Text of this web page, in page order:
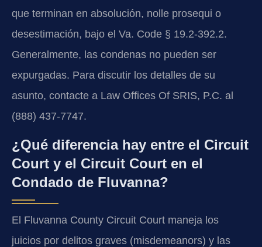
que terminan en absolución, nolle prosequi o
desestimación, bajo el Va. Code § 19.2-392.2.
Generalmente, las condenas no pueden ser
expurgadas. Para discutir los detalles de su
asunto, contacte a Law Offices Of SRIS, P.C. al
(888) 437-7747.
¿Qué diferencia hay entre el Circuit
Court y el Circuit Court en el
Condado de Fluvanna?
El Fluvanna County Circuit Court maneja los
juicios por delitos graves (misdemeanors) y las